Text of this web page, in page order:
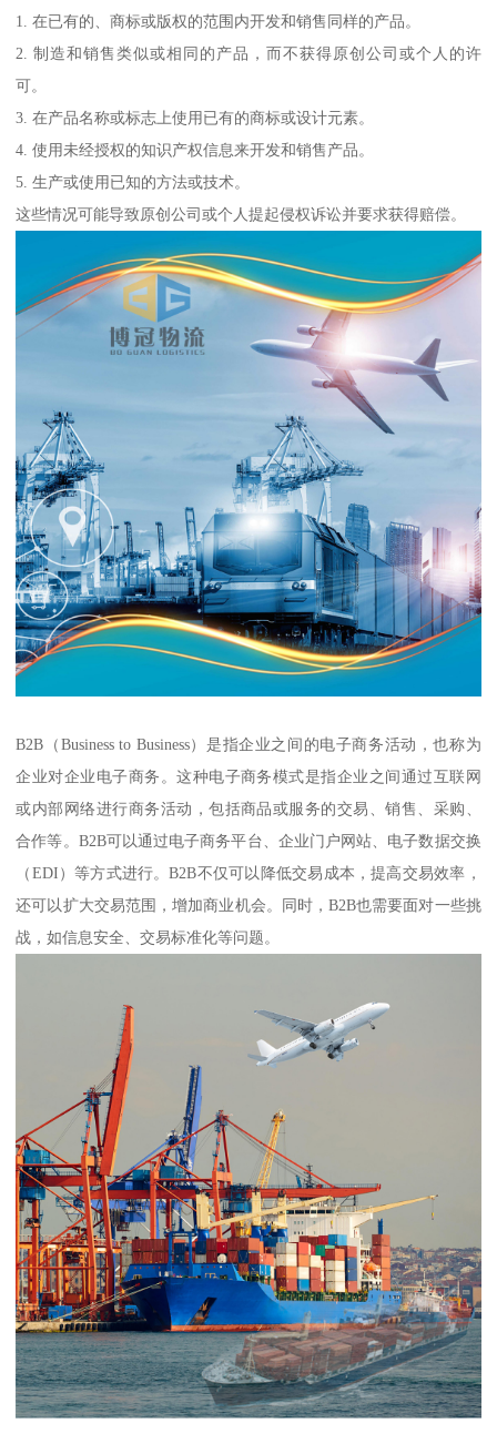
1. 在已有的、商标或版权的范围内开发和销售同样的产品。
2. 制造和销售类似或相同的产品，而不获得原创公司或个人的许
可。
3. 在产品名称或标志上使用已有的商标或设计元素。
4. 使用未经授权的知识产权信息来开发和销售产品。
5. 生产或使用已知的方法或技术。
这些情况可能导致原创公司或个人提起侵权诉讼并要求获得赔偿。
B2B（Business to Business）是指企业之间的电子商务活动，也称为
企业对企业电子商务。这种电子商务模式是指企业之间通过互联网
或内部网络进行商务活动，包括商品或服务的交易、销售、采购、
合作等。B2B可以通过电子商务平台、企业门户网站、电子数据交换
（EDI）等方式进行。B2B不仅可以降低交易成本，提高交易效率，
还可以扩大交易范围，增加商业机会。同时，B2B也需要面对一些挑
战，如信息安全、交易标准化等问题。